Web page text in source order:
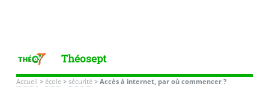
Théosept
Accueil > école> sécurité> Accès à internet, par où commencer ?